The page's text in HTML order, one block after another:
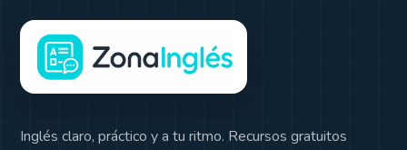
Inglés claro, práctico y a tu ritmo. Recursos gratuitos